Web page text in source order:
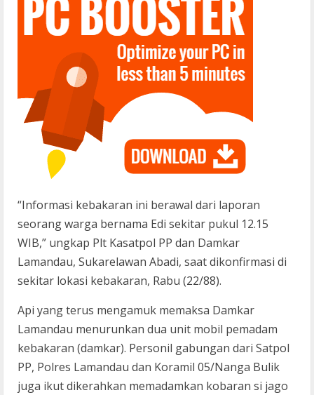
“Informasi kebakaran ini berawal dari laporan
seorang warga bernama Edi sekitar pukul 12.15
WIB,” ungkap Plt Kasatpol PP dan Damkar
Lamandau, Sukarelawan Abadi, saat dikonfirmasi di
sekitar lokasi kebakaran, Rabu (22/88).
Api yang terus mengamuk memaksa Damkar
Lamandau menurunkan dua unit mobil pemadam
kebakaran (damkar). Personil gabungan dari Satpol
PP, Polres Lamandau dan Koramil 05/Nanga Bulik
juga ikut dikerahkan memadamkan kobaran si jago